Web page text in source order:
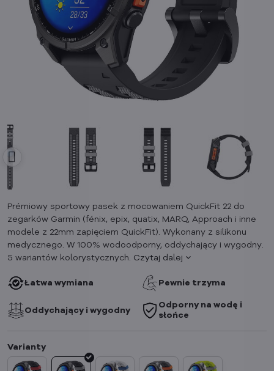
Prémiowy sportowy pasek z mocowaniem QuickFit 22 do
zegarków Garmin (fénix, epix, quatix, MARQ, Approach i inne
modele z 22mm zapięciem QuickFit). Wykonany z silikonu
medycznego. W 100% wodoodporny, oddychający i wygodny.
5 wariantów kolorystycznych. Czytaj dalej
Łatwa wymiana Pewnie trzyma
Oddychający i wygodny
Odporny na wodę i
słońce